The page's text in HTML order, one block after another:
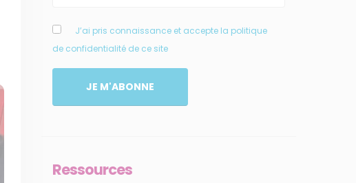
J’ai pris connaissance et accepte la politique
de confidentialité de ce site
JE M'ABONNE
Ressources